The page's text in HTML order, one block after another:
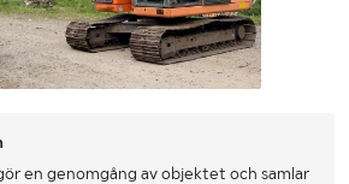
en genomgång av objektet och samlar